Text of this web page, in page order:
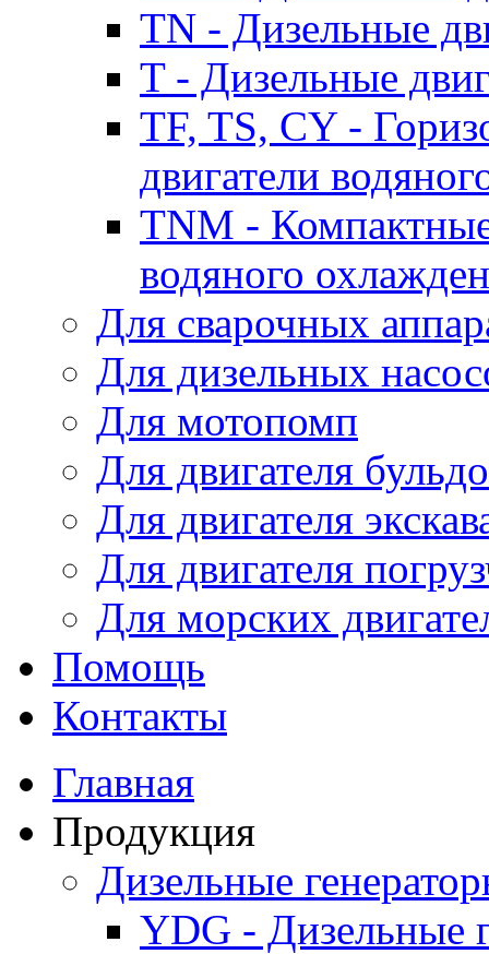
TN - Дизельные
T - Дизельные
TF, TS, CY -
двигатели
TNM -
водяного
Для сварочных
Для дизельных
Для мотопомп
Для двигателя
Для двигателя
Для двигателя
Для морских
Помощь
Контакты
Главная
Продукция
Дизельные
YDG - Дизельные